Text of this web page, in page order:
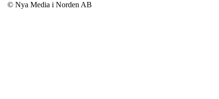
© Nya Media i Norden AB